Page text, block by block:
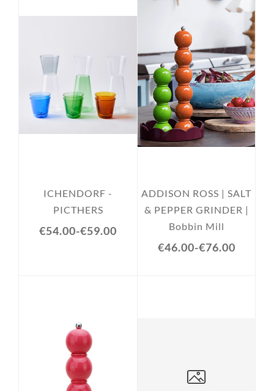
ICHENDORF -
PICTHERS
€54.00-€59.00
ADDISON ROSS | SALT
& PEPPER GRINDER |
Bobbin Mill
€46.00-€76.00